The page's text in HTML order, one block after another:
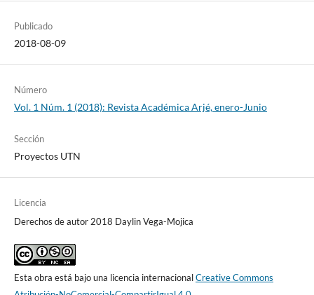
Publicado
2018-08-09
Número
Vol. 1 Núm. 1 (2018): Revista Académica Arjé, enero-Junio
Sección
Proyectos UTN
Licencia
Derechos de autor 2018 Daylin Vega-Mojica
Esta obra está bajo una licencia internacionalCreative Commons